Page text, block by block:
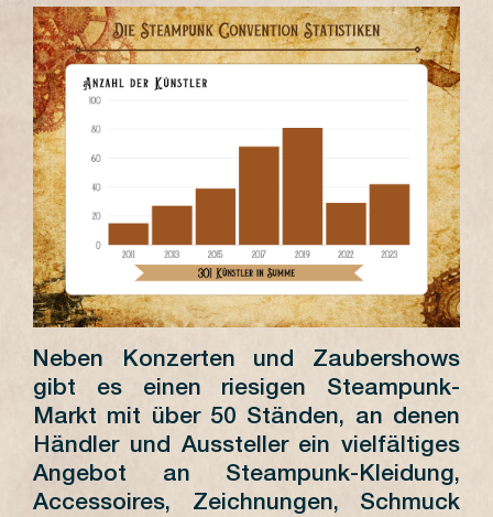
Neben Konzerten und Zaubershows
gibt es einen riesigen Steampunk-
Markt mit über 50 Ständen, an denen
Händler und Aussteller ein vielfältiges
Angebot an Steampunk-Kleidung,
Accessoires, Zeichnungen, Schmuck